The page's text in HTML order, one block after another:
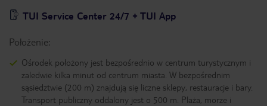
TUI Service Center 24/7 + TUI App
Położenie:
Ośrodek położony jest bezpośrednio w centrum turystycznym i
zaledwie kilka minut od centrum miasta. W bezpośrednim
sąsiedztwie (200 m) znajdują się liczne sklepy, restauracje i bary.
Transport publiczny oddalony jest o 500 m. Plaża, morze i